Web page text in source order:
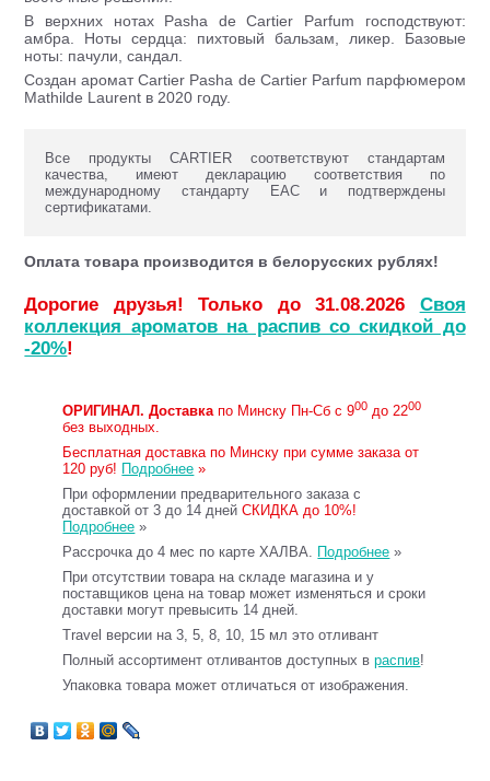
В верхних нотах Pasha de Cartier Parfum господствуют:
амбра. Ноты сердца: пихтовый бальзам, ликер. Базовые
ноты: пачули, сандал.
Создан аромат Cartier Pasha de Cartier Parfum парфюмером
Mathilde Laurent в 2020 году.
Все продукты CARTIER соответствуют стандартам
качества, имеют декларацию соответствия по
международному стандарту ЕАС и подтверждены
сертификатами.
Оплата товара производится в белорусских рублях!
Дорогие друзья! Только до 31.08.2026 Своя
коллекция ароматов на распив со скидкой до
-20%!
ОРИГИНАЛ. Доставкапо Минску Пн-Сб с 900 до 2200
без выходных.
Бесплатная доставка по Минску при сумме заказа от
120 руб! Подробнее »
При оформлении предварительного заказа с
доставкой от 3 до 14 днейСКИДКА до 10%!
Подробнее »
Рассрочка до 4 мес по карте ХАЛВА. Подробнее »
При отсутствии товара на складе магазина и у
поставщиков цена на товар может изменяться и сроки
доставки могут превысить 14 дней.
Travel версии на 3, 5, 8, 10, 15 мл это отливант
Полный ассортимент отливантов доступных враспив!
Упаковка товара может отличаться от изображения.